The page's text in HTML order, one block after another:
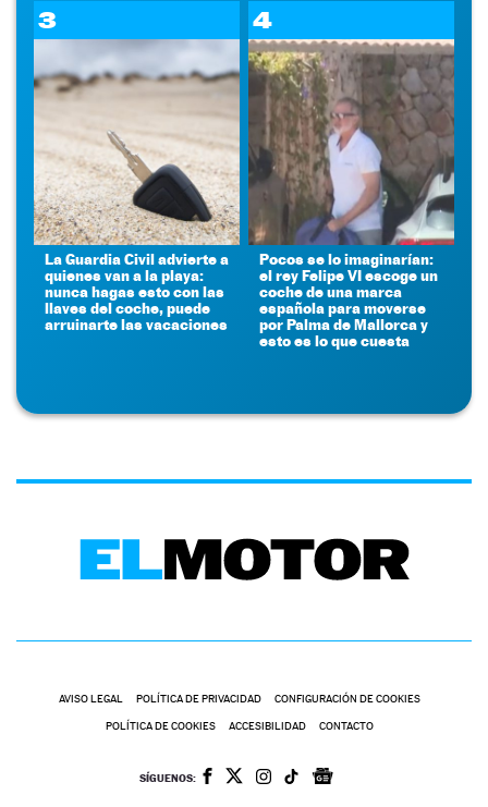
3
La Guardia Civil advierte a
quienes van a la playa:
nunca hagas esto con las
llaves del coche, puede
arruinarte las vacaciones
4
Pocos se lo imaginarían:
el rey Felipe VI escoge un
coche de una marca
española para moverse
por Palma de Mallorca y
esto es lo que cuesta
AVISO LEGAL POLÍTICA DE PRIVACIDAD CONFIGURACIÓN DE COOKIES
POLÍTICA DE COOKIES ACCESIBILIDAD CONTACTO
SÍGUENOS: